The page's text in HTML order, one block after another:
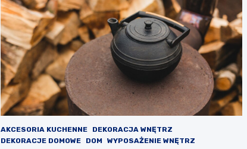
AKCESORIA KUCHENNE
DEKORACJA WNĘTRZ
DEKORACJE DOMOWE
DOM WYPOSAŻENIE WNĘTRZ